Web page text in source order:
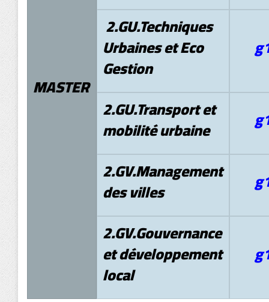
MASTER
2.GU.Techniques
Urbaines et Eco
Gestion
2.GU.Transport et
mobilité urbaine
2.GV.Management
des villes
2.GV.Gouvernance
et développement
local